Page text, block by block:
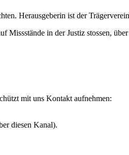
Herausgeberin ist der
Missstände in der Justiz stossen,
mit uns Kontakt aufnehmen:
diesen Kanal).